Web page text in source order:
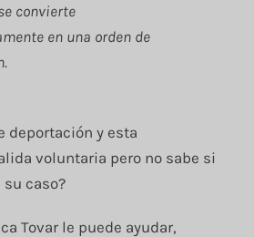
convierte
en una orden de
deportación y esta
voluntaria pero no sabe si
caso?
Tovar le puede ayudar,